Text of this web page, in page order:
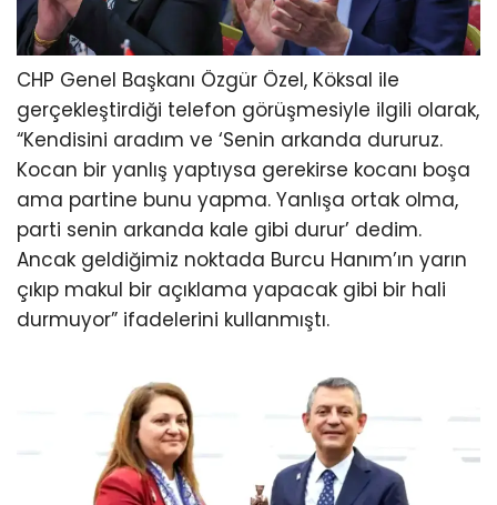
CHP Genel Başkanı Özgür Özel, Köksal ile
gerçekleştirdiği telefon görüşmesiyle ilgili olarak,
“Kendisini aradım ve ‘Senin arkanda dururuz.
Kocan bir yanlış yaptıysa gerekirse kocanı boşa
ama partine bunu yapma. Yanlışa ortak olma,
parti senin arkanda kale gibi durur’ dedim.
Ancak geldiğimiz noktada Burcu Hanım’ın yarın
çıkıp makul bir açıklama yapacak gibi bir hali
durmuyor” ifadelerini kullanmıştı.